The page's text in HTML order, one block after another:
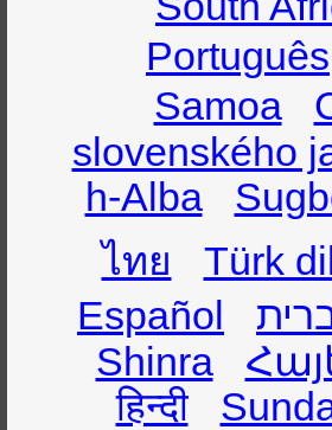
Português
Samoa
slovenského
h-Alba
ไทย
Türk
Español
Shinra
हिन्दी